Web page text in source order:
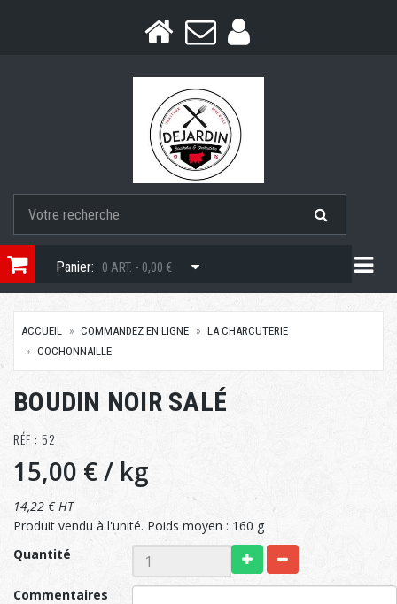
Panier: 0 ART. - 0,00 €
ACCUEIL COMMANDEZ EN LIGNE
LA CHARCUTERIE
COCHONNAILLE
BOUDIN NOIR SALÉ
RÉF : 52
15,00 €/ kg
14,22 € HT
Produit vendu à l'unité. Poids moyen : 160 g
Quantité
Commentaires